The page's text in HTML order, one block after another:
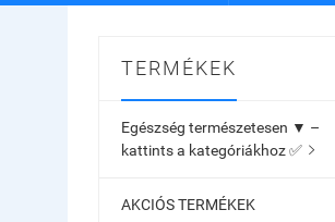
TERMÉKEK
Egészség természetesen ▼ –
kattints a kategóriákhoz ✅ 
AKCIÓS TERMÉKEK